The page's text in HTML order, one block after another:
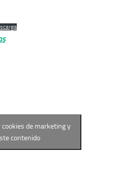
cookies de marketing y
contenido